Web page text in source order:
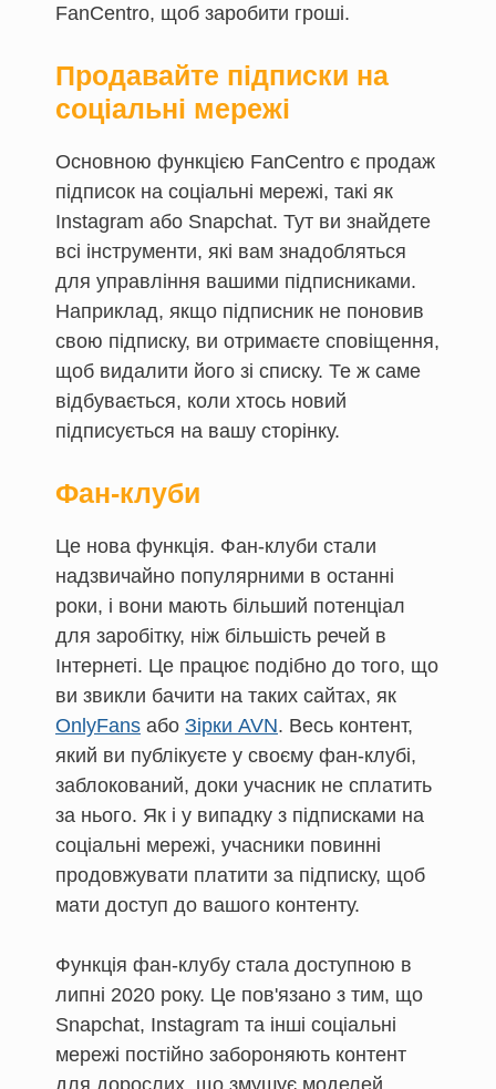
FanCentro, щоб заробити гроші.
Продавайте підписки на
соціальні мережі
Основною функцією FanCentro є продаж
підписок на соціальні мережі, такі як
Instagram або Snapchat. Тут ви знайдете
всі інструменти, які вам знадобляться
для управління вашими підписниками.
Наприклад, якщо підписник не поновив
свою підписку, ви отримаєте сповіщення,
щоб видалити його зі списку. Те ж саме
відбувається, коли хтось новий
підписується на вашу сторінку.
Фан-клуби
Це нова функція. Фан-клуби стали
надзвичайно популярними в останні
роки, і вони мають більший потенціал
для заробітку, ніж більшість речей в
Інтернеті. Це працює подібно до того, що
ви звикли бачити на таких сайтах, як
OnlyFans або Зірки AVN. Весь контент,
який ви публікуєте у своєму фан-клубі,
заблокований, доки учасник не сплатить
за нього. Як і у випадку з підписками на
соціальні мережі, учасники повинні
продовжувати платити за підписку, щоб
мати доступ до вашого контенту.
Функція фан-клубу стала доступною в
липні 2020 року. Це пов'язано з тим, що
Snapchat, Instagram та інші соціальні
мережі постійно забороняють контент
для дорослих, що змушує моделей